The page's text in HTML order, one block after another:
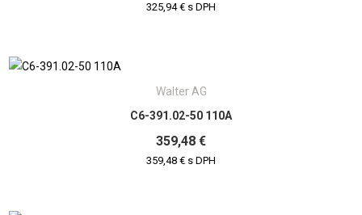
325,94 € s DPH
Walter AG
C6-391.02-50 110A
359,48 €
359,48 € s DPH